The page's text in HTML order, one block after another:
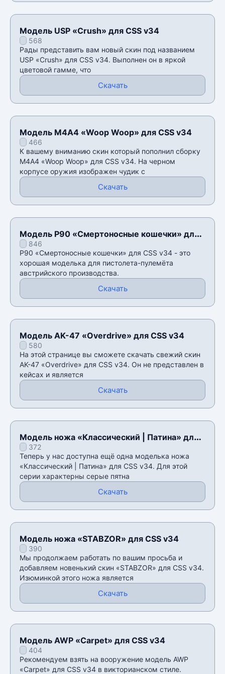
Модель USP «Crush» для CSS v34
568
Рады представить вам новый скин под названием
USP «Crush» для CSS v34. Выполнен он в яркой
цветовой гамме, что
Скачать
Модель М4А4 «Woop Woop» для CSS v34
466
К вашему вниманию скин который пополнил сборку
М4А4 «Woop Woop» для CSS v34. На черном
корпусе оружия изображен чудик с
Скачать
Модель P90 «Смертоносные кошечки» для
CSS v34
846
P90 «Смертоносные кошечки» для CSS v34 - это
хорошая моделька для пистолета-пулемëта
австрийского производства.
Скачать
Модель AK-47 «Overdrive» для CSS v34
580
На этой странице вы сможете скачать свежий скин
AK-47 «Overdrive» для CSS v34. Он не представлен в
кейсах и является
Скачать
Модель ножа «Классический | Патина» для
CSS v34
372
Теперь у нас доступна ещё одна моделька ножа
«Классический | Патина» для CSS v34. Для этой
серии характерны серые пятна
Скачать
Модель ножа «STABZOR» для CSS v34
390
Мы продолжаем работать по вашим просьба и
добавляем новенький скин «STABZOR» для CSS v34.
Изюминкой этого ножа является
Скачать
Модель AWP «Carpet» для CSS v34
404
Рекомендуем взять на вооружение модель AWP
«Carpet» для CSS v34 в викторианском стиле.